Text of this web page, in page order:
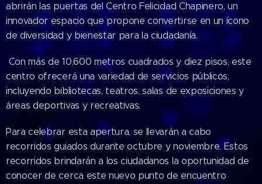
abrirán las puertas del Centro Felicidad Chapinero, un
innovador espacio que propone convertirse en un ícono
de diversidad y bienestar para la ciudadanía.
Con más de 10.600 metros cuadrados y diez pisos, este
centro ofrecerá una variedad de servicios públicos,
incluyendo bibliotecas, teatros, salas de exposiciones y
áreas deportivas y recreativas.
Para celebrar esta apertura, se llevarán a cabo
recorridos guiados durante octubre y noviembre. Estos
recorridos brindarán a los ciudadanos la oportunidad de
conocer de cerca este nuevo punto de encuentro